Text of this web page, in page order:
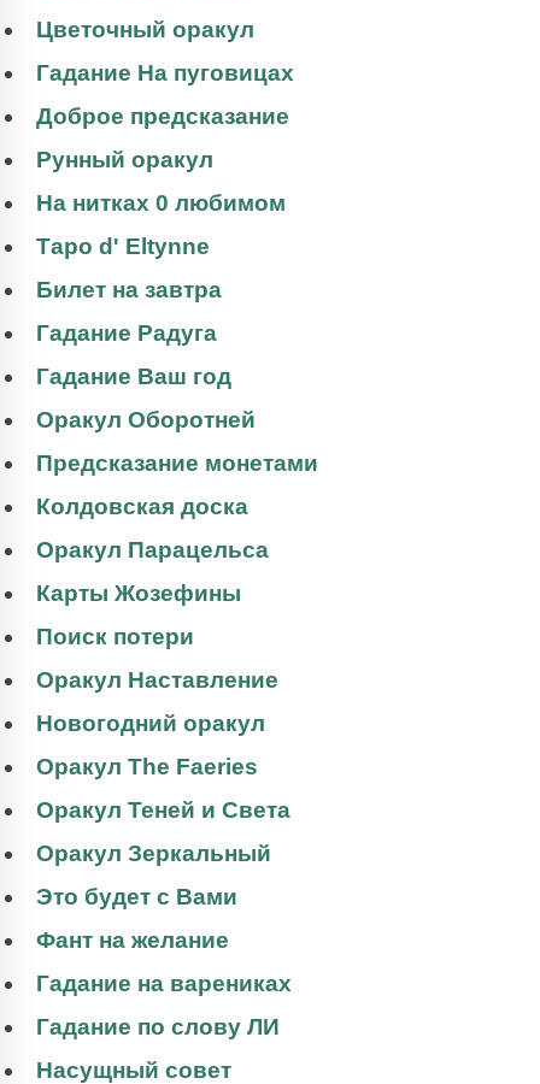
Цветочный оракул
Гадание На пуговицах
Доброе предсказание
Рунный оракул
На нитках 0 любимом
Таро d' Eltynne
Билет на завтра
Гадание Радуга
Гадание Ваш год
Оракул Оборотней
Предсказание монетами
Колдовская доска
Оракул Парацельса
Карты Жозефины
Поиск потери
Оракул Наставление
Новогодний оракул
Оракул The Faeries
Оракул Теней и Света
Оракул Зеркальный
Это будет с Вами
Фант на желание
Гадание на варениках
Гадание по слову ЛИ
Насущный совет